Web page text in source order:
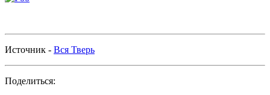
Источник - Вся Тверь
Поделиться: